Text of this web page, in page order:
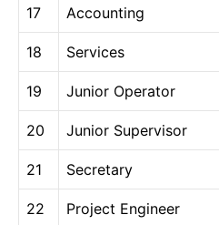
17 Accounting
18 Services
19 Junior Operator
20 Junior Supervisor
21 Secretary
22 Project Engineer